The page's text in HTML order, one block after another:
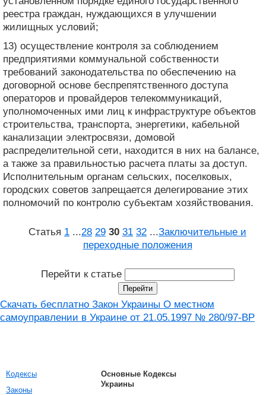
реестра граждан, нуждающихся в улучшении
жилищных условий;
13) осуществление контроля за соблюдением
предприятиями коммунальной собственности
требований законодательства по обеспечению на
договорной основе беспрепятственного доступа
операторов и провайдеров телекоммуникаций,
уполномоченных ими лиц к инфраструктуре объектов
строительства, транспорта, энергетики, кабельной
канализации электросвязи, домовой
распределительной сети, находится в них на балансе,
а также за правильностью расчета платы за доступ.
Исполнительным органам сельских, поселковых,
городских советов запрещается делегирование этих
полномочий по контролю субъектам хозяйствования.
Статья 1 ...28 29 30 31 32 ...Заключительные и
переходные положения
Перейти к статье
Скачать бесплатно Закон Украины О местном
самоуправлении в Украине от 21.05.1997 № 280/97-ВР
Кодексы
Законы
Основные Кодексы
Украины